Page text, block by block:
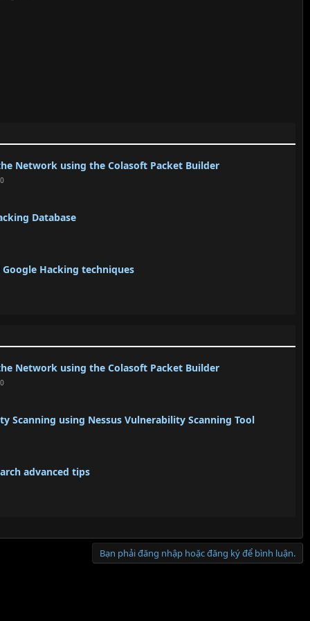
Network using the Colasoft Packet Builder
Database
Google Hacking techniques
Network using the Colasoft Packet Builder
Scanning using Nessus Vulnerability Scanning Tool
advanced tips
Bạn phải đăng nhập hoặc đăng ký để bình luận.